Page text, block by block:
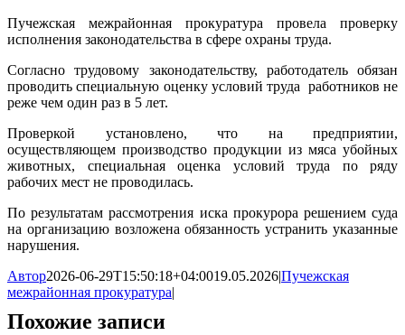
Пучежская межрайонная прокуратура провела проверку
исполнения законодательства в сфере охраны труда.
Согласно трудовому законодательству, работодатель обязан
проводить специальную оценку условий труда работников не
реже чем один раз в 5 лет.
Проверкой установлено, что на предприятии,
осуществляющем производство продукции из мяса убойных
животных, специальная оценка условий труда по ряду
рабочих мест не проводилась.
По результатам рассмотрения иска прокурора решением суда
на организацию возложена обязанность устранить указанные
нарушения.
Автор2026-06-29T15:50:18+04:0019.05.2026|Пучежская
межрайонная прокуратура|
Похожие записи